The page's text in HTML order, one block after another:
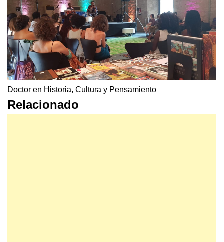
Doctor en Historia, Cultura y Pensamiento
Relacionado